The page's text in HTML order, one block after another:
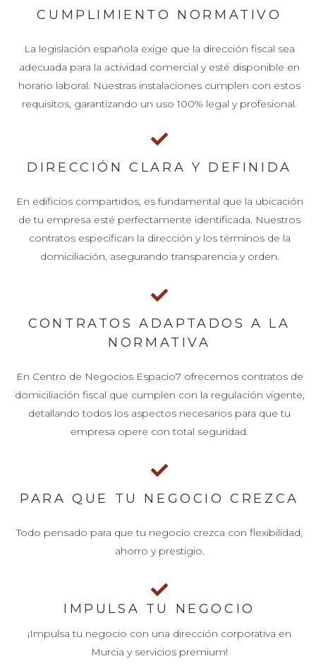
CUMPLIMIENTO NORMATIVO
La legislación española exige que la dirección fiscal sea
adecuada para la actividad comercial y esté disponible en
horario laboral. Nuestras instalaciones cumplen con estos
requisitos, garantizando un uso 100% legal y profesional.
DIRECCIÓN CLARA Y DEFINIDA
En edificios compartidos, es fundamental que la ubicación
de tu empresa esté perfectamente identificada. Nuestros
contratos especifican la dirección y los términos de la
domiciliación, asegurando transparencia y orden.
CONTRATOS ADAPTADOS A LA
NORMATIVA
En Centro de Negocios Espacio7 ofrecemos contratos de
domiciliación fiscal que cumplen con la regulación vigente,
detallando todos los aspectos necesarios para que tu
empresa opere con total seguridad.
PARA QUE TU NEGOCIO CREZCA
Todo pensado para que tu negocio crezca con flexibilidad,
ahorro y prestigio.
IMPULSA TU NEGOCIO
¡Impulsa tu negocio con una dirección corporativa en
Murcia y servicios premium!